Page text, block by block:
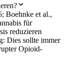
Boehnke et al.,
für
reduzieren
Dies sollte immer
Opioid-